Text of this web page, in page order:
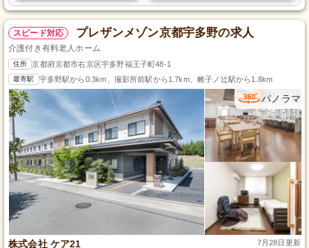
スピード対応 プレザンメゾン京都宇多野の求人
介護付き有料老人ホーム
住所 京都府京都市右京区宇多野福王子町48-1
最寄駅 宇多野駅から0.3km、撮影所前駅から1.7km、帷子ノ辻駅から1.8km
パノラマ
株式会社 ケア21 7月28日更新